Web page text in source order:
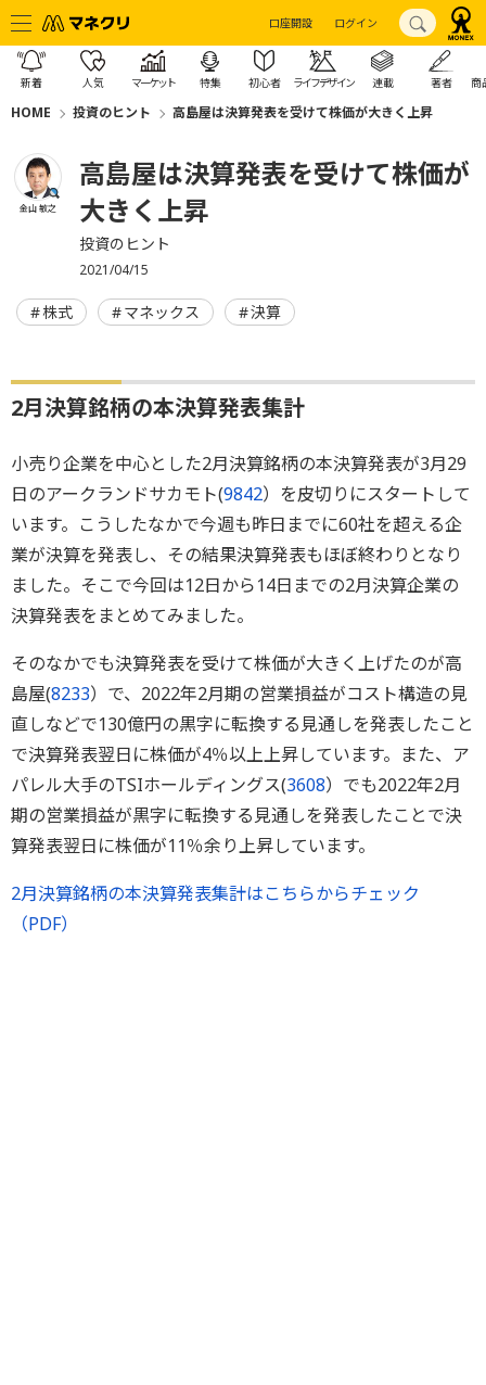
口座開設 ログイン
新着 人気 マーケット 特集 初心者 ライフデザイン 連載 著者 商
HOME 投資のヒント 高島屋は決算発表を受けて株価が大きく上昇
金山 敏之
高島屋は決算発表を受けて株価が
大きく上昇
投資のヒント
2021/04/15
株式 マネックス 決算
2月決算銘柄の本決算発表集計
小売り企業を中心とした2月決算銘柄の本決算発表が3月29
日のアークランドサカモト(9842）を皮切りにスタートして
います。こうしたなかで今週も昨日までに60社を超える企
業が決算を発表し、その結果決算発表もほぼ終わりとなり
ました。そこで今回は12日から14日までの2月決算企業の
決算発表をまとめてみました。
そのなかでも決算発表を受けて株価が大きく上げたのが高
島屋(8233）で、2022年2月期の営業損益がコスト構造の見
直しなどで130億円の黒字に転換する見通しを発表したこと
で決算発表翌日に株価が4％以上上昇しています。また、ア
パレル大手のTSIホールディングス(3608）でも2022年2月
期の営業損益が黒字に転換する見通しを発表したことで決
算発表翌日に株価が11％余り上昇しています。
2月決算銘柄の本決算発表集計はこちらからチェック
（PDF）